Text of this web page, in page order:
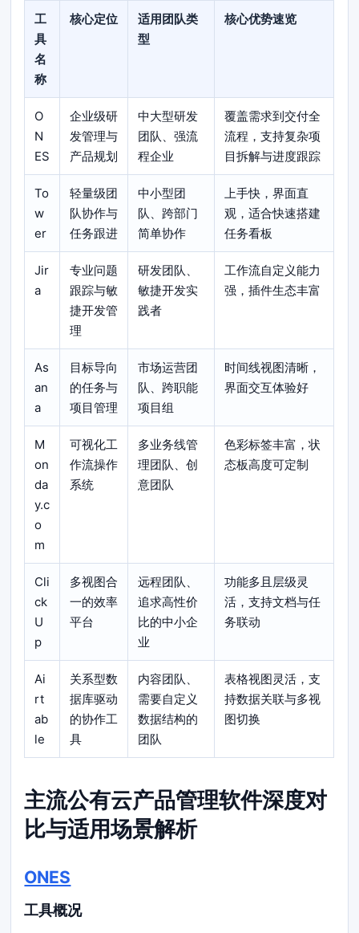
工
具
名
称
核心定位
适用团队类
型
核心优势速览
O
N
ES
企业级研
发管理与
产品规划
中大型研发
团队、强流
程企业
覆盖需求到交付全
流程，支持复杂项
目拆解与进度跟踪
To
w
er
轻量级团
队协作与
任务跟进
中小型团
队、跨部门
简单协作
上手快，界面直
观，适合快速搭建
任务看板
Jir
a
专业问题
跟踪与敏
捷开发管
理
研发团队、
敏捷开发实
践者
工作流自定义能力
强，插件生态丰富
As
an
a
目标导向
的任务与
项目管理
市场运营团
队、跨职能
项目组
时间线视图清晰，
界面交互体验好
M
on
da
y.c
o
m
可视化工
作流操作
系统
多业务线管
理团队、创
意团队
色彩标签丰富，状
态板高度可定制
Cli
ck
U
p
多视图合
一的效率
平台
远程团队、
追求高性价
比的中小企
业
功能多且层级灵
活，支持文档与任
务联动
Ai
rt
ab
le
关系型数
据库驱动
的协作工
具
内容团队、
需要自定义
数据结构的
团队
表格视图灵活，支
持数据关联与多视
图切换
主流公有云产品管理软件深度对
比与适用场景解析
ONES
工具概况